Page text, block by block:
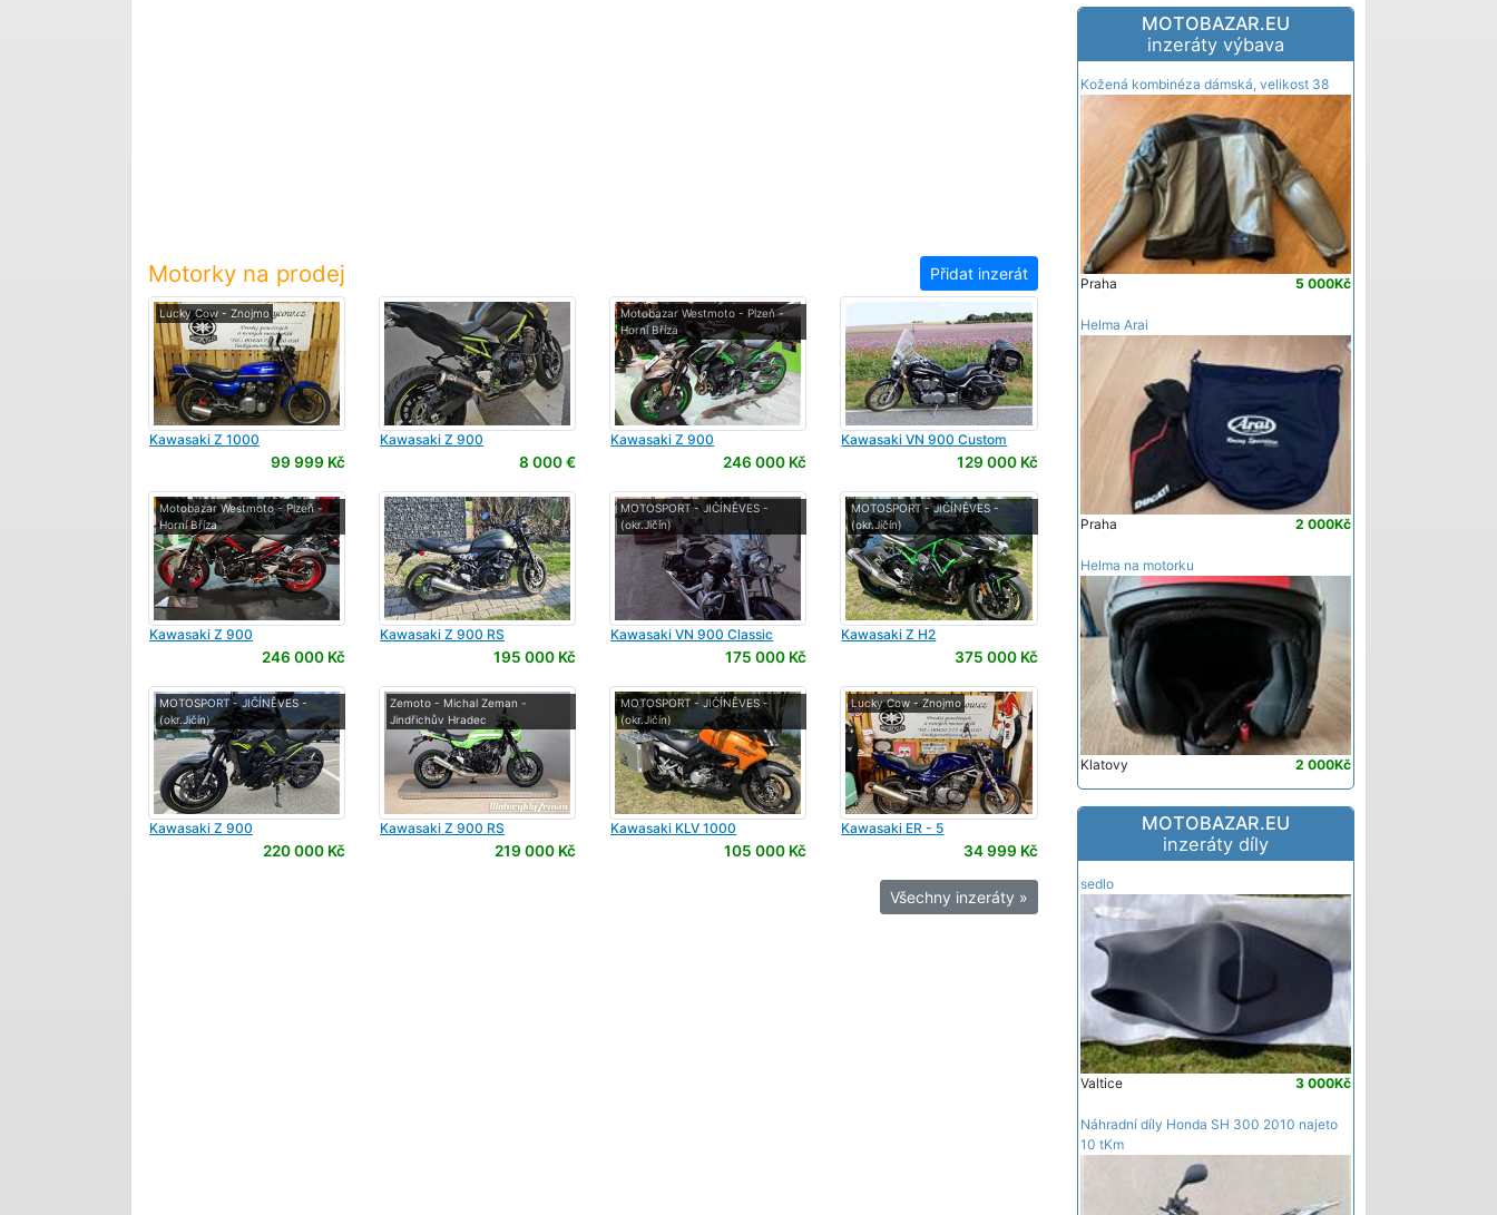
Motorky na prodej Přidat inzerát
Lucky Cow - Znojmo
Kawasaki Z 1000
99 999 Kč
Kawasaki Z 900
8 000 €
Motobazar Westmoto - Plzeň -
Horní Bříza
Kawasaki Z 900
246 000 Kč
Kawasaki VN 900 Custom
129 000 Kč
Motobazar Westmoto - Plzeň -
Horní Bříza
Kawasaki Z 900
246 000 Kč
Kawasaki Z 900 RS
195 000 Kč
MOTOSPORT - JIČÍNĚVES -
(okr.Jičín)
Kawasaki VN 900 Classic
175 000 Kč
MOTOSPORT - JIČÍNĚVES -
(okr.Jičín)
Kawasaki Z H2
375 000 Kč
MOTOSPORT - JIČÍNĚVES -
(okr.Jičín)
Kawasaki Z 900
220 000 Kč
Zemoto - Michal Zeman -
Jindřichův Hradec
Kawasaki Z 900 RS
219 000 Kč
MOTOSPORT - JIČÍNĚVES -
(okr.Jičín)
Kawasaki KLV 1000
105 000 Kč
Lucky Cow - Znojmo
Kawasaki ER - 5
34 999 Kč
Všechny inzeráty »
XL 883L Sportster 883 SuperLow
XL 883R Sportster 883 R
XL883C Sportster
XL883L Sportster Low
XL883L Sportster SuperLow
XL883N Sportster Iron 883
XL883R Sportster R
XL883R Sportster 883 R Roadster
TRIUMPH
THUNDERBIRD SPORT
MOTOBAZAR.EU
inzeráty výbava
Kožená kombinéza dámská, velikost 38
5 000Kč
Praha
Helma Arai
2 000Kč
Praha
Helma na motorku
2 000Kč
Klatovy
MOTOBAZAR.EU
inzeráty díly
sedlo
3 000Kč
Valtice
Náhradní díly Honda SH 300 2010 najeto
10 tKm